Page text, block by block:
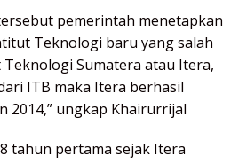
pemerintah menetapkan
Teknologi baru yang salah
Sumatera atau Itera,
ITB maka Itera berhasil
2014,” ungkap Khairurrijal
tahun pertama sejak Itera